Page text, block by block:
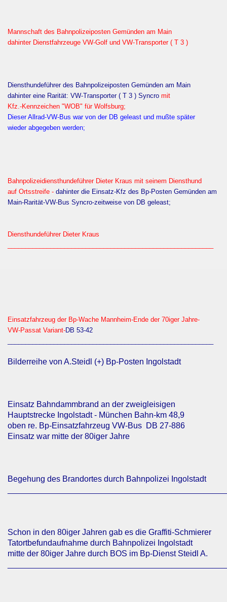
Mannschaft des Bahnpolizeiposten Gemünden am Main
dahinter Dienstfahrzeuge VW-Golf und VW-Transporter ( T 3 )
Diensthundeführer des Bahnpolizeiposten Gemünden am Main
dahinter eine Rarität: VW-Transporter ( T 3 ) Syncro mit
Kfz.-Kennzeichen "WOB" für Wolfsburg;
Dieser Allrad-VW-Bus war von der DB geleast und mußte später
wieder abgegeben werden;
Bahnpolizeidiensthundeführer Dieter Kraus mit seinem Diensthund
auf Ortsstreife - dahinter die Einsatz-Kfz des Bp-Posten Gemünden am
Main-Rarität-VW-Bus Syncro-zeitweise von DB geleast;
Diensthundeführer Dieter Kraus
Einsatzfahrzeug der Bp-Wache Mannheim-Ende der 70iger Jahre-
VW-Passat Variant-DB 53-42
Bilderreihe von A.Steidl (+) Bp-Posten Ingolstadt
Einsatz Bahndammbrand an der zweigleisigen
Hauptstrecke Ingolstadt - München Bahn-km 48,9
oben re. Bp-Einsatzfahrzeug VW-Bus DB 27-886
Einsatz war mitte der 80iger Jahre
Begehung des Brandortes durch Bahnpolizei Ingolstadt
Schon in den 80iger Jahren gab es die Graffiti-Schmierer
Tatortbefundaufnahme durch Bahnpolizei Ingolstadt
mitte der 80iger Jahre durch BOS im Bp-Dienst Steidl A.